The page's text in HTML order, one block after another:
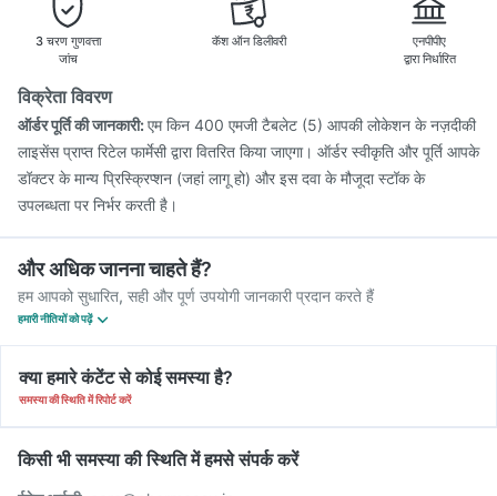
3 चरण गुणवत्ता
जांच
कॅश ऑन डिलीवरी
एनपीपीए
द्वारा निर्धारित
विक्रेता विवरण
ऑर्डर पूर्ति की जानकारी:एम किन 400 एमजी टैबलेट (5) आपकी लोकेशन के नज़दीकी
लाइसेंस प्राप्त रिटेल फार्मेसी द्वारा वितरित किया जाएगा। ऑर्डर स्वीकृति और पूर्ति आपके
डॉक्टर के मान्य प्रिस्क्रिप्शन (जहां लागू हो) और इस दवा के मौजूदा स्टॉक के
उपलब्धता पर निर्भर करती है।
और अधिक जानना चाहते हैं?
हम आपको सुधारित, सही और पूर्ण उपयोगी जानकारी प्रदान करते हैं
हमारी नीतियों को पढ़ें
क्या हमारे कंटेंट से कोई समस्या है?
समस्या की स्थिति में रिपोर्ट करें
किसी भी समस्या की स्थिति में हमसे संपर्क करें